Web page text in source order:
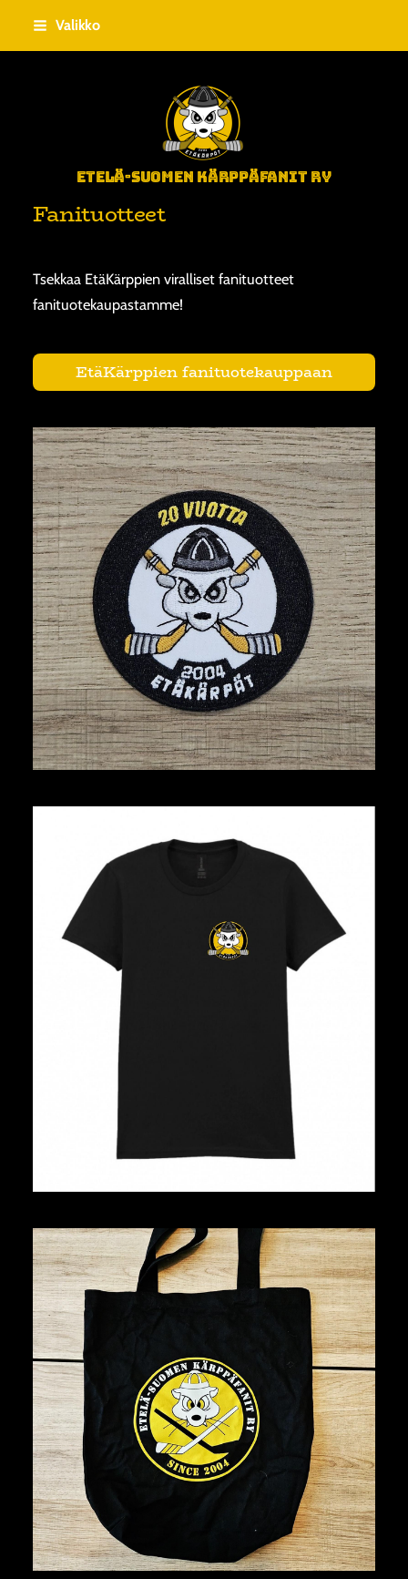
Siirry
sivun
Valikko
Etelä-Suomen Kärppäfanit ry
Fanituotteet
Tsekkaa EtäKärppien viralliset fanituotteet
fanituotekaupastamme!
EtäKärppien fanituotekauppaan